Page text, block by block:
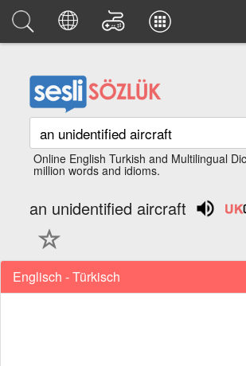
Online English Turkish and Multilingual
million words and idioms.
an unidentified aircraft
Englisch - Türkisch